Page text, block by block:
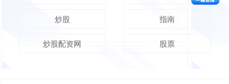
炒股 指南
炒股配资网 股票